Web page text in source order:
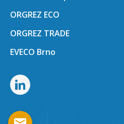
ORGREZ ECO
ORGREZ TRADE
EVECO Brno